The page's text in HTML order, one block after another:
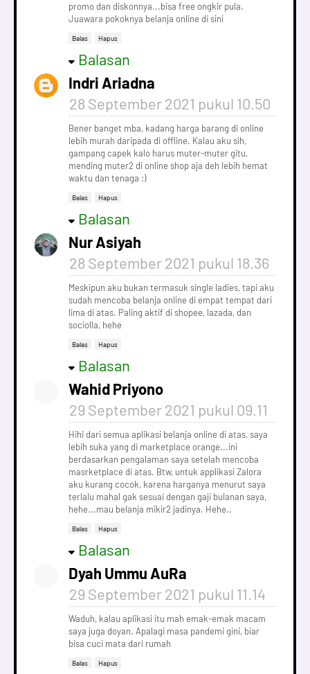
promo dan diskonnya...bisa free ongkir pula.
Juawara pokoknya belanja online di sini
Balas Hapus
Balasan
Indri Ariadna
28 September 2021 pukul 10.50
Bener banget mba, kadang harga barang di online
lebih murah daripada di offline. Kalau aku sih,
gampang capek kalo harus muter-muter gitu,
mending muter2 di online shop aja deh lebih hemat
waktu dan tenaga :)
Balas Hapus
Balasan
Nur Asiyah
28 September 2021 pukul 18.36
Meskipun aku bukan termasuk single ladies, tapi aku
sudah mencoba belanja online di empat tempat dari
lima di atas. Paling aktif di shopee, lazada, dan
sociolla, hehe
Balas Hapus
Balasan
Wahid Priyono
29 September 2021 pukul 09.11
Hihi dari semua aplikasi belanja online di atas, saya
lebih suka yang di marketplace orange...ini
berdasarkan pengalaman saya setelah mencoba
masrketplace di atas. Btw, untuk applikasi Zalora
aku kurang cocok, karena harganya menurut saya
terlalu mahal gak sesuai dengan gaji bulanan saya,
hehe...mau belanja mikir2 jadinya. Hehe..
Balas Hapus
Balasan
Dyah Ummu AuRa
29 September 2021 pukul 11.14
Waduh, kalau aplikasi itu mah emak-emak macam
saya juga doyan. Apalagi masa pandemi gini, biar
bisa cuci mata dari rumah
Balas Hapus